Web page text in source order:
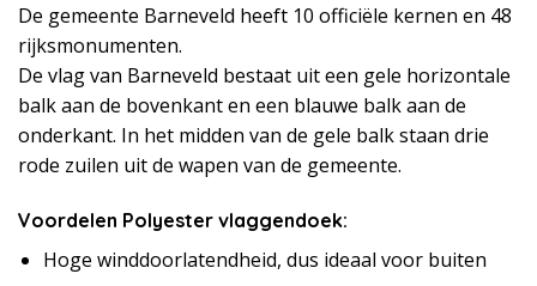
De gemeente Barneveld heeft 10 officiële kernen en 48
rijksmonumenten.
De vlag van Barneveld bestaat uit een gele horizontale
balk aan de bovenkant en een blauwe balk aan de
onderkant. In het midden van de gele balk staan drie
rode zuilen uit de wapen van de gemeente.
Voordelen Polyester vlaggendoek:
Hoge winddoorlatendheid, dus ideaal voor buiten